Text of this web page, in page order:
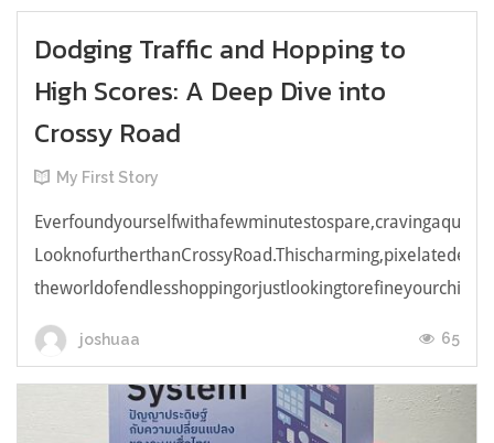
Dodging Traffic and Hopping to
High Scores: A Deep Dive into
Crossy Road
My First Story
joshuaa 65